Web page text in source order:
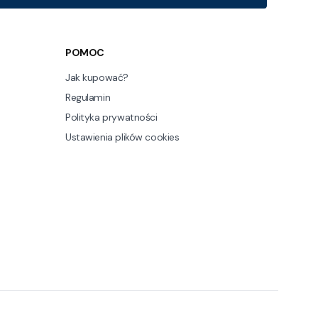
POMOC
Jak kupować?
Regulamin
Polityka prywatności
Ustawienia plików cookies